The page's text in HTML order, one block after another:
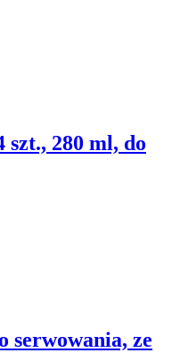
szt., 280 ml, do
serwowania, ze